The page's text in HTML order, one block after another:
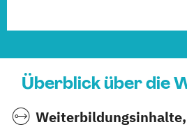
Überblick über die